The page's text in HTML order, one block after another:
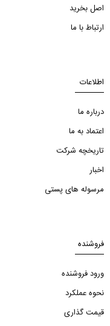
اصل بخرید
ارتباط با ما
اطلاعات
درباره ما
اعتماد به ما
تاریخچه شرکت
اخبار
مرسوله های پستی
فروشنده
ورود فروشنده
نحوه عملکرد
قیمت گذاری